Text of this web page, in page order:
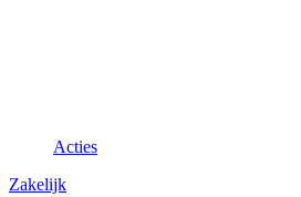
Acties
Zakelijk